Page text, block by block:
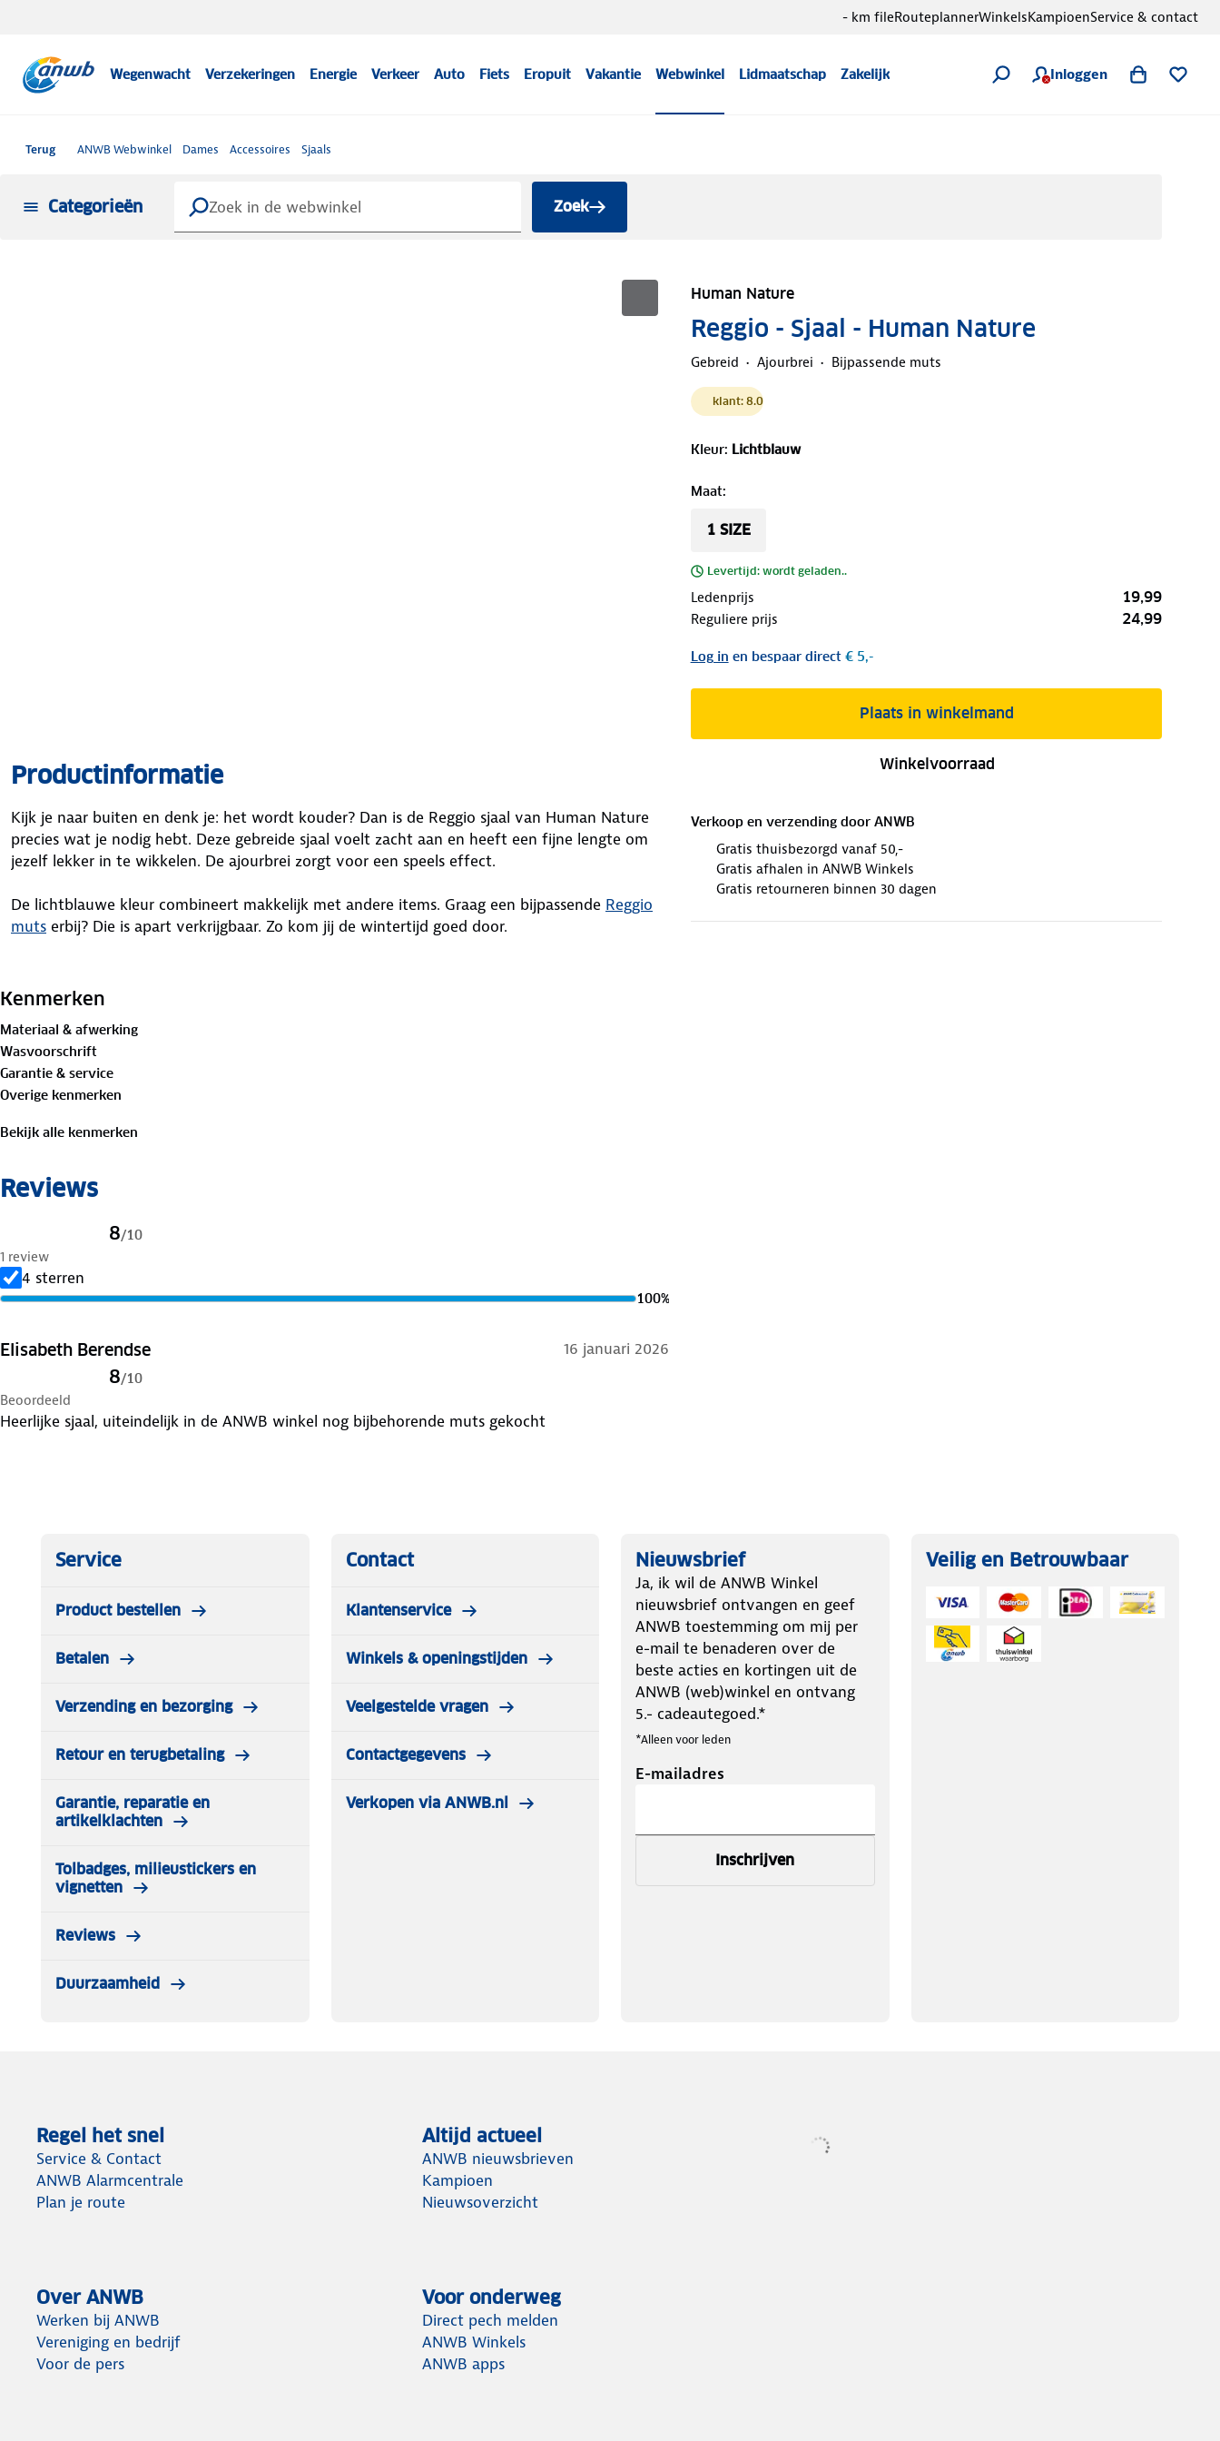
Wegenwacht Verzekeringen Energie Verkeer Auto Fiets Eropuit Vakantie Webwinkel Lidmaatschap Zakelijk Inloggen
- km fileRouteplannerWinkelsKampioenService & contact
Terug ANWB Webwinkel Dames Accessoires Sjaals
Categorieën Zoek
Human Nature
Reggio - Sjaal - Human Nature
Gebreid Ajourbrei Bijpassende muts
klant: 8.0
Kleur: Lichtblauw
Maat:
1 SIZE
Levertijd: wordt geladen..
Ledenprijs 19,99
Reguliere prijs 24,99
Log in en bespaar direct€ 5,-
Plaats in winkelmand
Winkelvoorraad
Verkoop en verzending door ANWB
Gratis thuisbezorgd vanaf 50,-
Gratis afhalen in ANWB Winkels
Gratis retourneren binnen 30 dagen
Productinformatie
Kijk je naar buiten en denk je: het wordt kouder? Dan is de Reggio sjaal van Human Nature
precies wat je nodig hebt. Deze gebreide sjaal voelt zacht aan en heeft een fijne lengte om
jezelf lekker in te wikkelen. De ajourbrei zorgt voor een speels effect.
De lichtblauwe kleur combineert makkelijk met andere items. Graag een bijpassende Reggio
muts erbij? Die is apart verkrijgbaar. Zo kom jij de wintertijd goed door.
45% acryl, 29% polyester, 26% polyamide
Kenmerken
Materiaal & afwerking
Wasvoorschrift
Garantie & service
Overige kenmerken
Bekijk alle kenmerken
Reviews
8/10
1 review
4 sterren
100%
Elisabeth Berendse 16 januari 2026
8/10
Beoordeeld
Heerlijke sjaal, uiteindelijk in de ANWB winkel nog bijbehorende muts gekocht
Service
Product bestellen
Betalen
Verzending en bezorging
Retour en terugbetaling
Garantie, reparatie en
artikelklachten
Tolbadges, milieustickers en
vignetten
Reviews
Duurzaamheid
Contact
Klantenservice
Winkels & openingstijden
Veelgestelde vragen
Contactgegevens
Verkopen via ANWB.nl
Nieuwsbrief
Ja, ik wil de ANWB Winkel
nieuwsbrief ontvangen en geef
ANWB toestemming om mij per
e-mail te benaderen over de
beste acties en kortingen uit de
ANWB (web)winkel en ontvang
5.- cadeautegoed.*
*Alleen voor leden
E-mailadres
Inschrijven
Veilig en Betrouwbaar
Regel het snel
Service & Contact
ANWB Alarmcentrale
Plan je route
Altijd actueel
ANWB nieuwsbrieven
Kampioen
Nieuwsoverzicht
Over ANWB
Werken bij ANWB
Vereniging en bedrijf
Voor de pers
Voor onderweg
Direct pech melden
ANWB Winkels
ANWB apps